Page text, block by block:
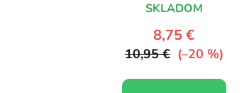
SKLADOM
8,75 €
10,95 € (–20 %)